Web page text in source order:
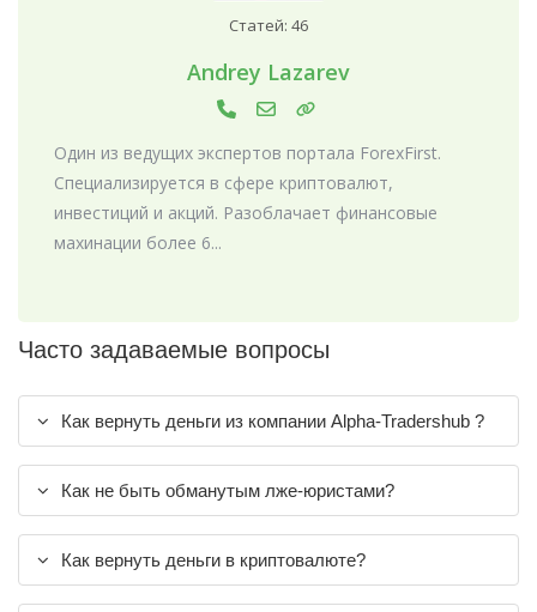
Статей: 46
Andrey Lazarev
Один из ведущих экспертов портала ForexFirst.
Специализируется в сфере криптовалют,
инвестиций и акций. Разоблачает финансовые
махинации более 6...
Часто задаваемые вопросы
Как вернуть деньги из компании Alpha-Tradershub ?
Как не быть обманутым лже-юристами?
Как вернуть деньги в криптовалюте?